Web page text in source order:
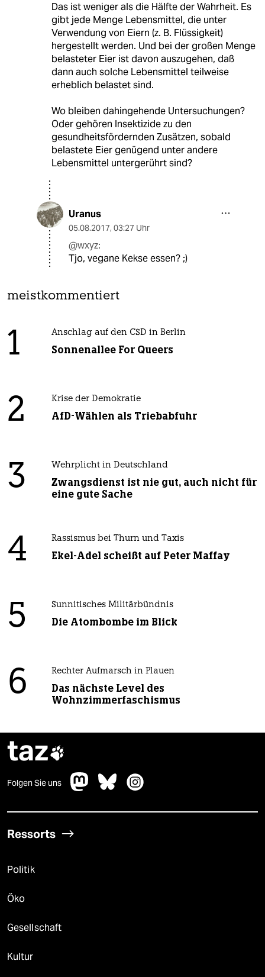
Das ist weniger als die Hälfte der Wahrheit. Es
gibt jede Menge Lebensmittel, die unter
Verwendung von Eiern (z. B. Flüssigkeit)
hergestellt werden. Und bei der großen Menge
belasteter Eier ist davon auszugehen, daß
dann auch solche Lebensmittel teilweise
erheblich belastet sind.
Wo bleiben dahingehende Untersuchungen?
Oder gehören Insektizide zu den
gesundheitsfördernden Zusätzen, sobald
belastete Eier genügend unter andere
Lebensmittel untergerührt sind?
Uranus
05.08.2017, 03:27 Uhr
@wxyz:
Tjo, vegane Kekse essen? ;)
meistkommentiert
1 Anschlag auf den CSD in Berlin
Sonnenallee For Queers
2 Krise der Demokratie
AfD-Wählen als Triebabfuhr
3 Wehrplicht in Deutschland
Zwangsdienst ist nie gut, auch nicht für
eine gute Sache
4 Rassismus bei Thurn und Taxis
Ekel-Adel scheißt auf Peter Maffay
5 Sunnitisches Militärbündnis
Die Atombombe im Blick
6 Rechter Aufmarsch in Plauen
Das nächste Level des
Wohnzimmerfaschismus
taz
Folgen Sie uns
Ressorts
Politik
Öko
Gesellschaft
Kultur